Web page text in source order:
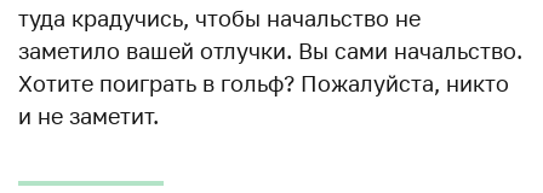
туда крадучись, чтобы начальство не
заметило вашей отлучки. Вы сами начальство.
Хотите поиграть в гольф? Пожалуйста, никто
и не заметит.